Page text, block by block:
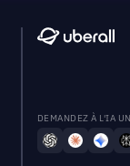
DEMANDEZ À L'IA